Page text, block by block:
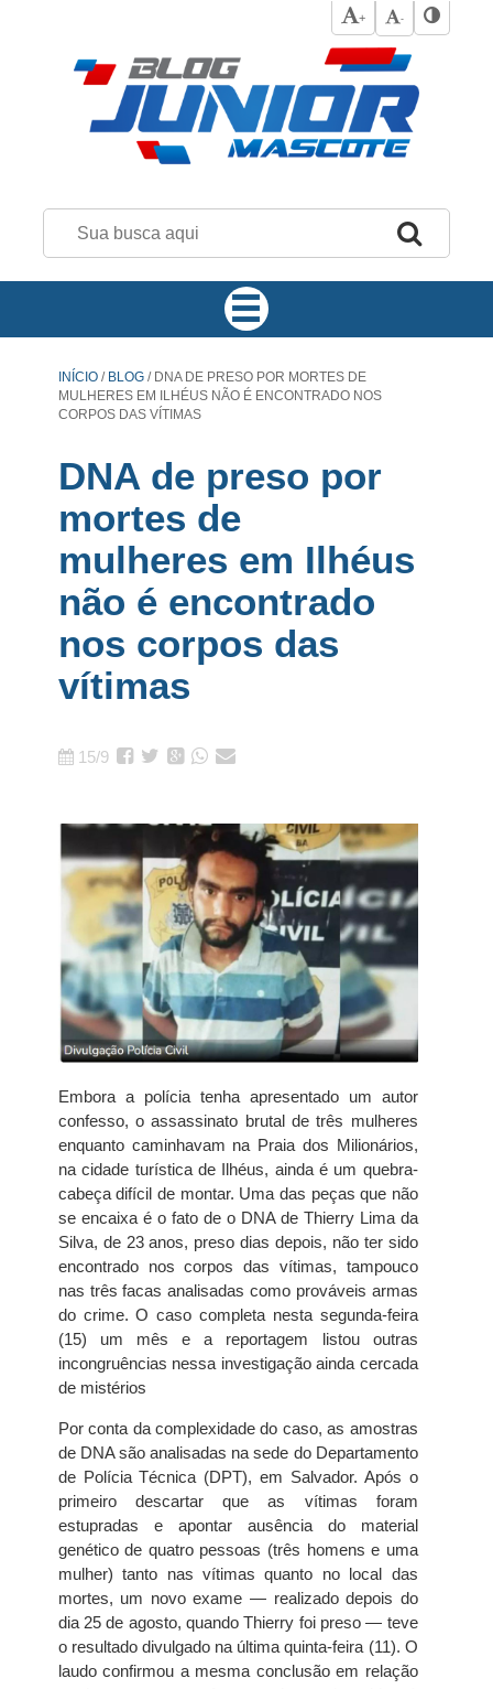
+ -
INÍCIO / BLOG /DNA DE PRESO POR MORTES DE
MULHERES EM ILHÉUS NÃO É ENCONTRADO NOS
CORPOS DAS VÍTIMAS
DNA de preso por
mortes de
mulheres em Ilhéus
não é encontrado
nos corpos das
vítimas
15/9
Embora a polícia tenha apresentado um autor
confesso, o assassinato brutal de três mulheres
enquanto caminhavam na Praia dos Milionários,
na cidade turística de Ilhéus, ainda é um quebra-
cabeça difícil de montar. Uma das peças que não
se encaixa é o fato de o DNA de Thierry Lima da
Silva, de 23 anos, preso dias depois, não ter sido
encontrado nos corpos das vítimas, tampouco
nas três facas analisadas como prováveis armas
do crime. O caso completa nesta segunda-feira
(15) um mês e a reportagem listou outras
incongruências nessa investigação ainda cercada
de mistérios
Por conta da complexidade do caso, as amostras
de DNA são analisadas na sede do Departamento
de Polícia Técnica (DPT), em Salvador. Após o
primeiro descartar que as vítimas foram
estupradas e apontar ausência do material
genético de quatro pessoas (três homens e uma
mulher) tanto nas vítimas quanto no local das
mortes, um novo exame — realizado depois do
dia 25 de agosto, quando Thierry foi preso — teve
o resultado divulgado na última quinta-feira (11). O
laudo confirmou a mesma conclusão em relação